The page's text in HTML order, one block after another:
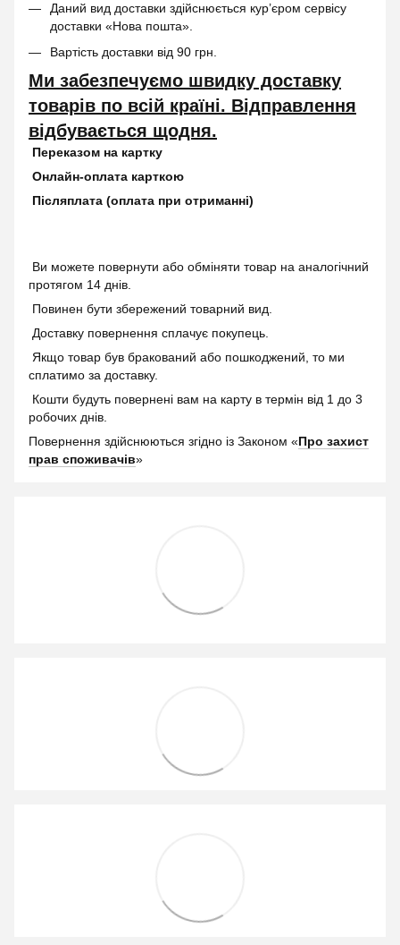
Даний вид доставки здійснюється кур’єром сервісу
доставки «Нова пошта».
Вартість доставки від 90 грн.
Ми забезпечуємо швидку доставку
товарів по всій країні. Відправлення
відбувається щодня.
Переказом на картку
Онлайн-оплата карткою
Післяплата (оплата при отриманні)
Ви можете повернути або обміняти товар на аналогічний
протягом 14 днів.
Повинен бути збережений товарний вид.
Доставку повернення сплачує покупець.
Якщо товар був бракований або пошкоджений, то ми
сплатимо за доставку.
Кошти будуть повернені вам на карту в термін від 1 до 3
робочих днів.
Повернення здійснюються згідно із Законом «Про захист
прав споживачів»